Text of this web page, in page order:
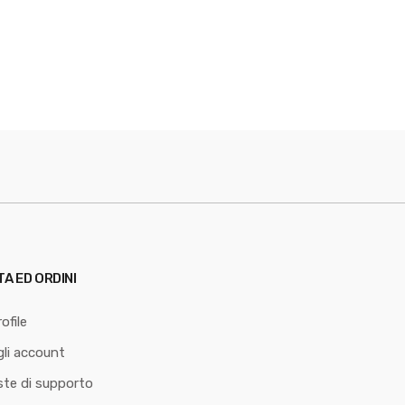
ED ORDINI
account
di supporto